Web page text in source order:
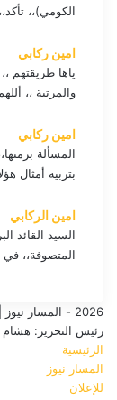
الكومي)،،
امين ركابي
ياها طريقتهم
والمرتبة ،،
امين ركابي
المسألة
بتربية أمثال
امين الركابي
السيد القائد
المتصوفة،، في
2026 - المسار نيوز | الأخبار من مصادرها
رئيس التحرير:
الرئيسية
المسار نيوز
للإعلان